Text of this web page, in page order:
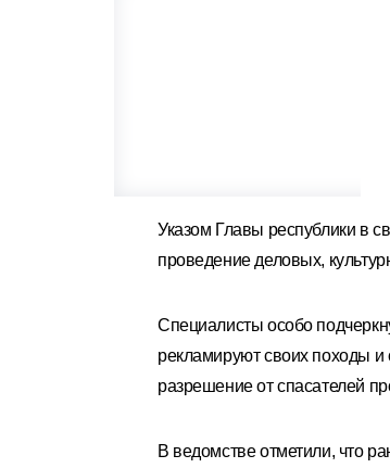
Указом Главы республики в
проведение деловых,
Специалисты особо
рекламируют своих походы
разрешение от спасателей
В ведомстве отметили, что